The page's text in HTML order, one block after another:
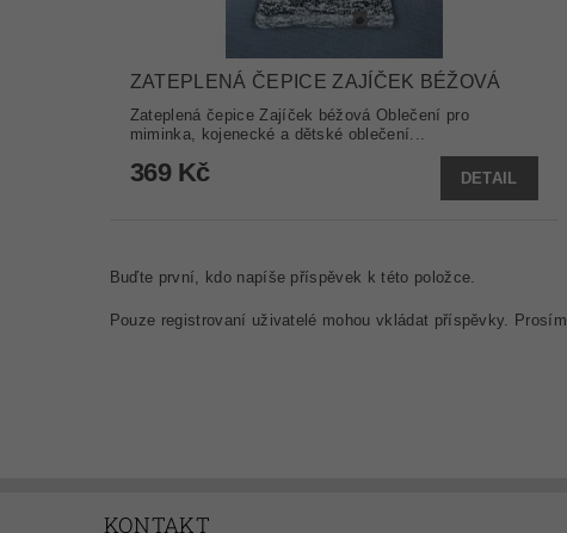
ZATEPLENÁ ČEPICE ZAJÍČEK BÉŽOVÁ
Zateplená čepice Zajíček béžová Oblečení pro
miminka, kojenecké a dětské oblečení...
369 Kč DETAIL
Buďte první, kdo napíše příspěvek k této položce.
Pouze registrovaní uživatelé mohou vkládat příspěvky. Prosím
KONTAKT